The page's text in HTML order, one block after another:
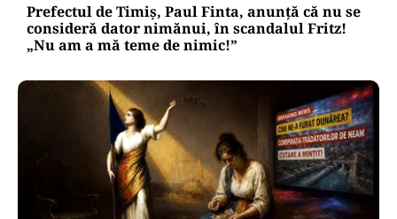
Prefectul de Timiș, Paul Finta, anunță că nu se
consideră dator nimănui, în scandalul Fritz!
„Nu am a mă teme de nimic!”